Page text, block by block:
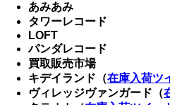
あみあみ
タワーレコード
LOFT
パンダレコード
買取販売市場
キデイランド（在庫入荷ツ
ヴィレッジヴァンガード（